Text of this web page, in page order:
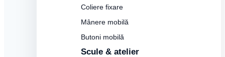
Coliere fixare
Mânere mobilă
Butoni mobilă
Scule & atelier